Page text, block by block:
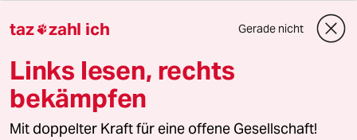
sich so ein Druffi einfach an unseren
zu gehen. Ich will so etwas nicht mehr
hinnehmen müssen. Also lasst den
Zaun wenigstens probieren; es gibt
zumindest die Chance, dass es was
bringen könnte. Alles, was das grüne
taz zahl ich Gerade nicht
Links lesen, rechts
bekämpfen
Mit doppelter Kraft für eine offene Gesellschaft!